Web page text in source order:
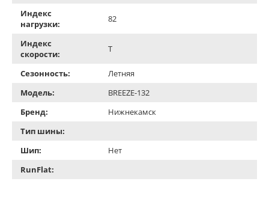
Индекс
нагрузки:
82
Индекс
скорости:
T
Сезонность:
Летняя
Модель:
BREEZE-132
Бренд:
Нижнекамск
Тип шины:
Шип:
Нет
RunFlat: